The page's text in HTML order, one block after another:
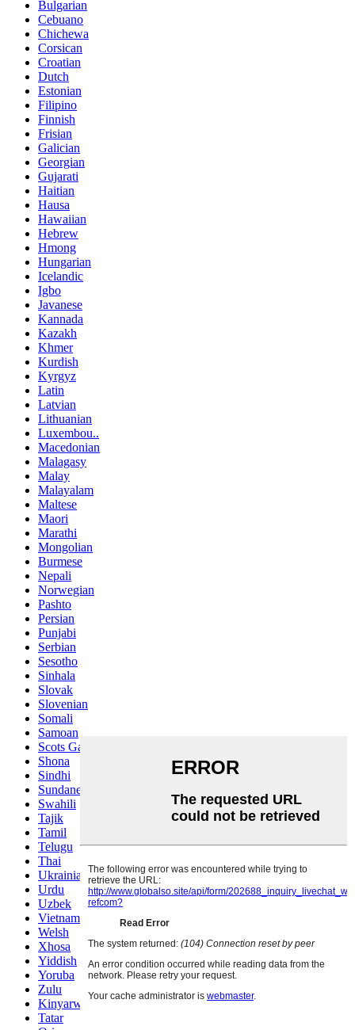
Bulgarian
Cebuano
Chichewa
Corsican
Croatian
Dutch
Estonian
Filipino
Finnish
Frisian
Galician
Georgian
Gujarati
Haitian
Hausa
Hawaiian
Hebrew
Hmong
Hungarian
Icelandic
Igbo
Javanese
Kannada
Kazakh
Khmer
Kurdish
Kyrgyz
Latin
Latvian
Lithuanian
Luxembou..
Macedonian
Malagasy
Malay
Malayalam
Maltese
Maori
Marathi
Mongolian
Burmese
Nepali
Norwegian
Pashto
Persian
Punjabi
Serbian
Sesotho
Sinhala
Slovak
Slovenian
Somali
Samoan
Scots Gaelic
Shona
Sindhi
Sundanese
Swahili
Tajik
Tamil
Telugu
Thai
Ukrainian
Urdu
Uzbek
Vietnamese
Welsh
Xhosa
Yiddish
Yoruba
Zulu
Kinyarwanda
Tatar